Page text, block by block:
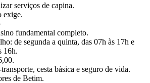
serviços de capina.
exige.
fundamental completo.
de segunda a quinta, das 07h às 17h e
16h.
cesta básica e seguro de vida.
de Betim.